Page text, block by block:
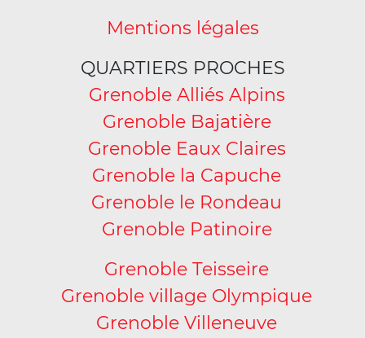
Mentions légales
QUARTIERS PROCHES
Grenoble Alliés Alpins
Grenoble Bajatière
Grenoble Eaux Claires
Grenoble la Capuche
Grenoble le Rondeau
Grenoble Patinoire
Grenoble Teisseire
Grenoble village Olympique
Grenoble Villeneuve